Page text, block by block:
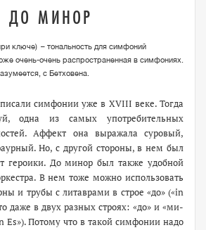
ДО МИНОР
ключе) – ​тональность для симфоний
очень-очень распространенная в симфониях.
с Бетховена.
симфонии уже в XVIII веке. Тогда
одна из самых употребительных
Аффект она выражала суровый,
Но, с другой стороны, в нем был
героики. До минор был также удобной
В нем тоже можно использовать
и трубы с литаврами в строе «до» («in
даже в двух разных строях: «до» и «ми-
Es»). Потому что в такой симфонии надо